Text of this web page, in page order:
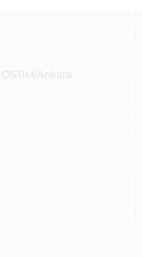
OSTİM/Ankara